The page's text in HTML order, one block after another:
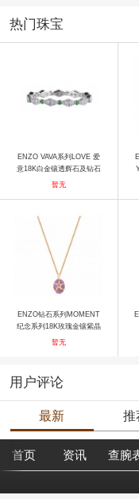
热门珠宝
ENZO VAVA系列LOVE 爱
意18K白金镶透辉石及钻石
戒指 戒指
暂无
ENZO钻石系列MOMENT
纪念系列18K玫瑰金镶紫晶
吊坠 吊坠
暂无
用户评论
最新 推
首页 资讯 查腕